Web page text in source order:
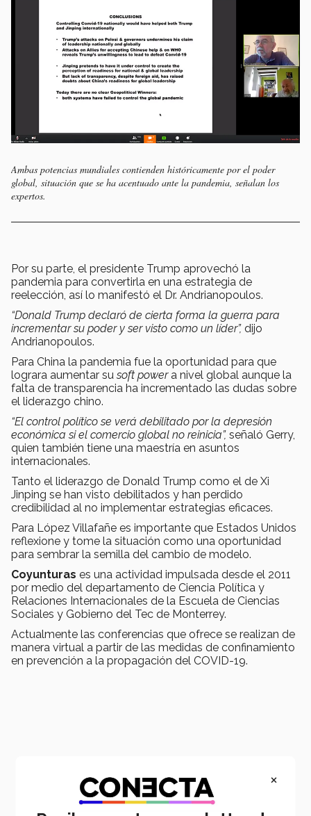
Ambas potencias mundiales contienden históricamente por el poder
global, situación que se ha acentuado ante la pandemia, señalan los
expertos.
Por su parte, el presidente Trump aprovechó la
pandemia para convertirla en una estrategia de
reelección, así lo manifestó el Dr. Andrianopoulos.
“Donald Trump declaró de cierta forma la guerra para
incrementar su poder y ser visto como un líder”, dijo
Andrianopoulos.
Para China la pandemia fue la oportunidad para que
lograra aumentar susoft powera nivel global aunque la
falta de transparencia ha incrementado las dudas sobre
el liderazgo chino.
“El control político se verá debilitado por la depresión
económica si el comercio global no reinicia”, señaló Gerry,
quien también tiene una maestría en asuntos
internacionales.
Tanto el liderazgo de Donald Trump como el de Xi
Jinping se han visto debilitados y han perdido
credibilidad al no implementar estrategias eficaces.
Para López Villafañe es importante que Estados Unidos
reflexione y tome la situación como una oportunidad
para sembrar la semilla del cambio de modelo.
Coyunturas es una actividad impulsada desde el 2011
por medio del departamento de Ciencia Política y
Relaciones Internacionales de la Escuela de Ciencias
Sociales y Gobierno del Tec de Monterrey.
Actualmente las conferencias que ofrece se realizan de
manera virtual a partir de las medidas de confinamiento
en prevención a la propagación del COVID-19.
×